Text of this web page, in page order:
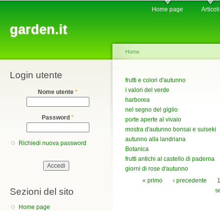
garden.it
Home page Articoli
Login utente
Nome utente *
Password *
Richiedi nuova password
Sezioni del sito
Home page
Home
frutti e colori d'autunno
i valori del verde
harborea
nel segno del giglio
porte aperte al vivaio
mostra d'autunno bonsai e suiseki
autunno alla landriana
Botanica
frutti antichi al castello di paderna
giorni di rose d'autunno
Pagine
« primo ‹ precedente